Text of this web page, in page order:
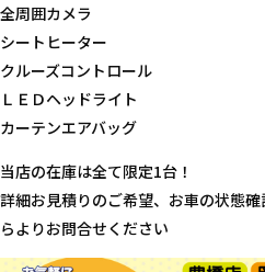
全周囲カメラ
シートヒーター
クルーズコントロール
ＬＥＤヘッドライト
カーテンエアバッグ
当店の在庫は全て限定1台！
詳細お見積りのご希望、お車の状態
らよりお問合せください